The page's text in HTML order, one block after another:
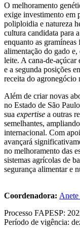
O melhoramento
exige investimento em
poliploidia e natureza
cultura candidata para
enquanto as gramíneas
alimentação do gado e,
leite. A cana-de-açúcar
e a segunda posições
receita do agronegócio
Além de criar novas
no Estado de São
sua expertise a outras
semelhantes,
internacional. Com
avançará
no melhoramento das
sistemas agrícolas de
segurança alimentar e
Coordenadora: Anete
Processo FAPESP:
Período de vigência: